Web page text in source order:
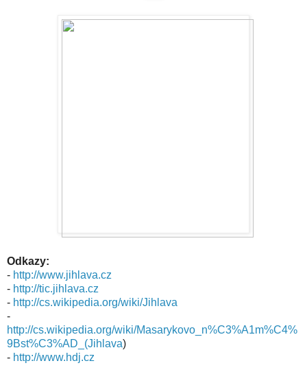
Odkazy:
- http://www.jihlava.cz
- http://tic.jihlava.cz
- http://cs.wikipedia.org/wiki/Jihlava
-
http://cs.wikipedia.org/wiki/Masarykovo_n%C3%A1m%C4%
9Bst%C3%AD_(Jihlava)
- http://www.hdj.cz